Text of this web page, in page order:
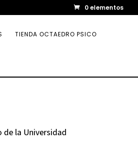
0 elementos
TIENDA OCTAEDRO PSICO
la Universidad